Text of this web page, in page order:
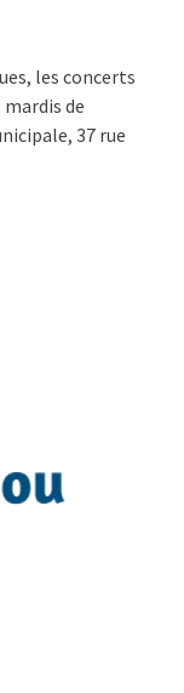
les concerts
mardis de
37 rue